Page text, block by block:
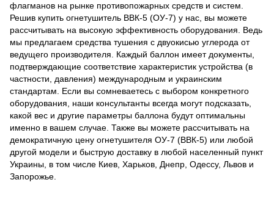
флагманов на рынке противопожарных средств и систем.
Решив купить огнетушитель ВВК-5 (ОУ-7) у нас, вы можете
рассчитывать на высокую эффективность оборудования. Ведь
мы предлагаем средства тушения с двуокисью углерода от
ведущего производителя. Каждый баллон имеет документы,
подтверждающие соответствие характеристик устройства (в
частности, давления) международным и украинским
стандартам. Если вы сомневаетесь с выбором конкретного
оборудования, наши консультанты всегда могут подсказать,
какой вес и другие параметры баллона будут оптимальны
именно в вашем случае. Также вы можете рассчитывать на
демократичную цену огнетушителя ОУ-7 (ВВК-5) или любой
другой модели и быструю доставку в любой населенный пункт
Украины, в том числе Киев, Харьков, Днепр, Одессу, Львов и
Запорожье.